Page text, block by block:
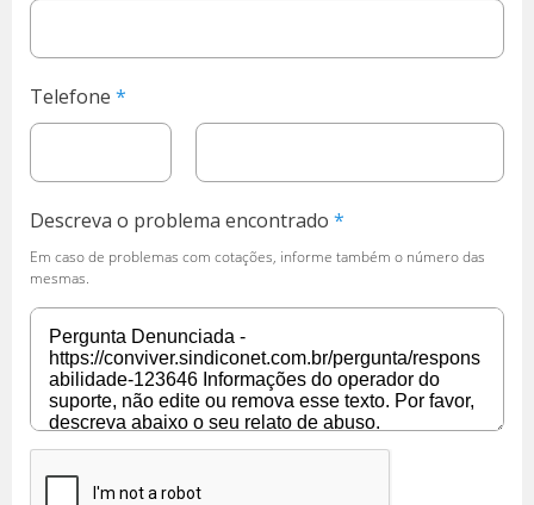
Telefone
Descreva o problema encontrado
Em caso de problemas com cotações, informe também o número das
mesmas.